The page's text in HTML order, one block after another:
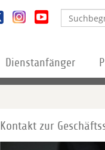
Dienstanfänger
Kontakt zur